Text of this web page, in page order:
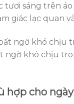
tươi sáng trên
giác lạc quan
ngờ khó chịu
hợp cho